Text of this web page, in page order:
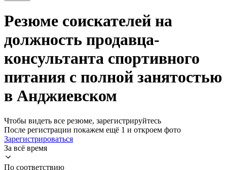
Резюме соискателей на
должность продавца-
консультанта спортивного
питания с полной занятостью
в Анджиевском
Чтобы видеть все резюме, зарегистрируйтесь
После регистрации покажем ещё 1 и откроем фото
Зарегистрироваться
За всё время
По соответствию